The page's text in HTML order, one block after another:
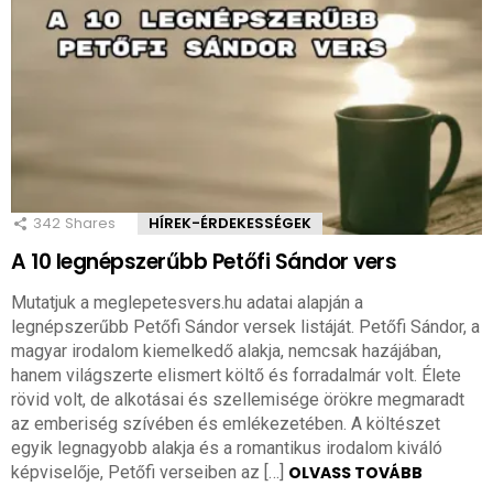
342 Shares HÍREK-ÉRDEKESSÉGEK
A 10 legnépszerűbb Petőfi Sándor vers
Mutatjuk a meglepetesvers.hu adatai alapján a
legnépszerűbb Petőfi Sándor versek listáját. Petőfi Sándor, a
magyar irodalom kiemelkedő alakja, nemcsak hazájában,
hanem világszerte elismert költő és forradalmár volt. Élete
rövid volt, de alkotásai és szellemisége örökre megmaradt
az emberiség szívében és emlékezetében. A költészet
egyik legnagyobb alakja és a romantikus irodalom kiváló
képviselője, Petőfi verseiben az […] OLVASS TOVÁBB